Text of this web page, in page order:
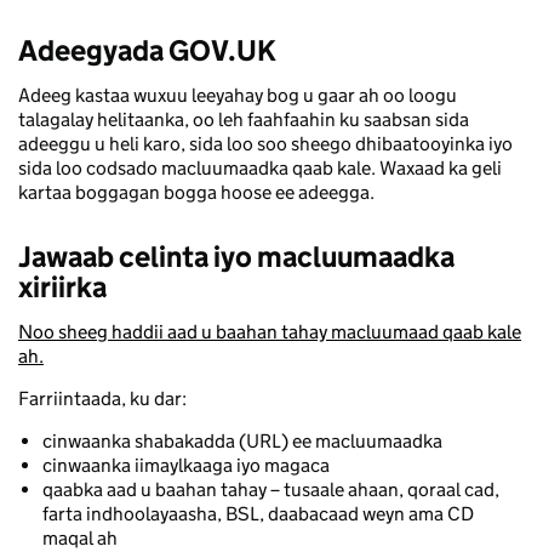
Adeegyada GOV.UK
Adeeg kastaa wuxuu leeyahay bog u gaar ah oo loogu
talagalay helitaanka, oo leh faahfaahin ku saabsan sida
adeeggu u heli karo, sida loo soo sheego dhibaatooyinka iyo
sida loo codsado macluumaadka qaab kale. Waxaad ka geli
kartaa boggagan bogga hoose ee adeegga.
Jawaab celinta iyo macluumaadka
xiriirka
Noo sheeg haddii aad u baahan tahay macluumaad qaab kale
ah.
Farriintaada, ku dar:
cinwaanka shabakadda (URL) ee macluumaadka
cinwaanka iimaylkaaga iyo magaca
qaabka aad u baahan tahay – tusaale ahaan, qoraal cad,
farta indhoolayaasha, BSL, daabacaad weyn ama CD
maqal ah